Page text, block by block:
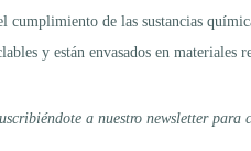
de las sustancias
y están envasados en
a nuestro newsletter para